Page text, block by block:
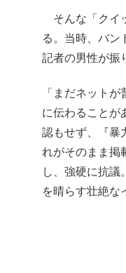
そんな「クイ
る。当時、バン
記者の男性が振
「まだネット
に伝わることが
認もせず、『暴
れがそのまま掲
し、強硬に抗議
を晴らす壮絶な